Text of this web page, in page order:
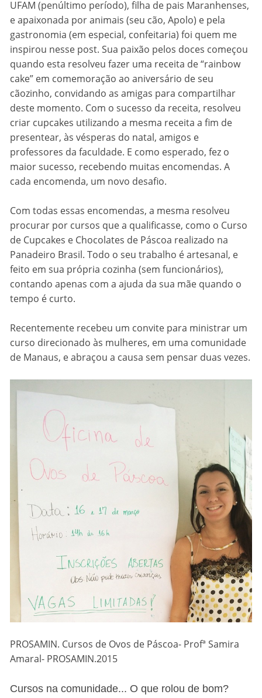
UFAM (penúltimo período), filha de pais Maranhenses,
e apaixonada por animais (seu cão, Apolo) e pela
gastronomia (em especial, confeitaria) foi quem me
inspirou nesse post. Sua paixão pelos doces começou
quando esta resolveu fazer uma receita de “rainbow
cake” em comemoração ao aniversário de seu
cãozinho, convidando as amigas para compartilhar
deste momento. Com o sucesso da receita, resolveu
criar cupcakes utilizando a mesma receita a fim de
presentear, às vésperas do natal, amigos e
professores da faculdade. E como esperado, fez o
maior sucesso, recebendo muitas encomendas. A
cada encomenda, um novo desafio.
Com todas essas encomendas, a mesma resolveu
procurar por cursos que a qualificasse, como o Curso
de Cupcakes e Chocolates de Páscoa realizado na
Panadeiro Brasil. Todo o seu trabalho é artesanal, e
feito em sua própria cozinha (sem funcionários),
contando apenas com a ajuda da sua mãe quando o
tempo é curto.
Recentemente recebeu um convite para ministrar um
curso direcionado às mulheres, em uma comunidade
de Manaus, e abraçou a causa sem pensar duas vezes.
PROSAMIN. Cursos de Ovos de Páscoa- Profª Samira
Amaral- PROSAMIN.2015
Cursos na comunidade... O que rolou de bom?